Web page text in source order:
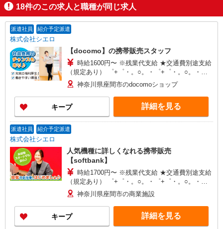
18件のこの求人と職種が同じ求人
派遣社員 紹介予定派遣
株式会社シエロ
【docomo】の携帯販売スタッフ
時給1600円〜 ※残業代支給 ★交通費別途支給
（規定あり） ゜+゜・。○。・゜+゜・。○。・゜
+゜ 入社祝い金10万円支給(規定有) お友達を紹介
頂くと, インセンティブ支給(規定有) ★月2回払
い・週払い可能（規程有）★ ゜・。○。・゜
+゜・。○。・゜+゜
神奈川県座間市のdocomoショップ
キープ 詳細を見る
派遣社員 紹介予定派遣
株式会社シエロ
人気機種に詳しくなれる携帯販売
【softbank】
時給1700円〜 ※残業代支給 ★交通費別途支給
（規定あり） ゜+゜・。○。・゜+゜・。○。・゜
+゜ 入社祝い金10万円支給(規定有) お友達を紹介
頂くと, インセンティブ支給(規定有) ★月2回払
い・週払い可能（規程有）★ ゜・。○。・゜
+゜・。○。・゜+゜
神奈川県座間市の商業施設
キープ 詳細を見る